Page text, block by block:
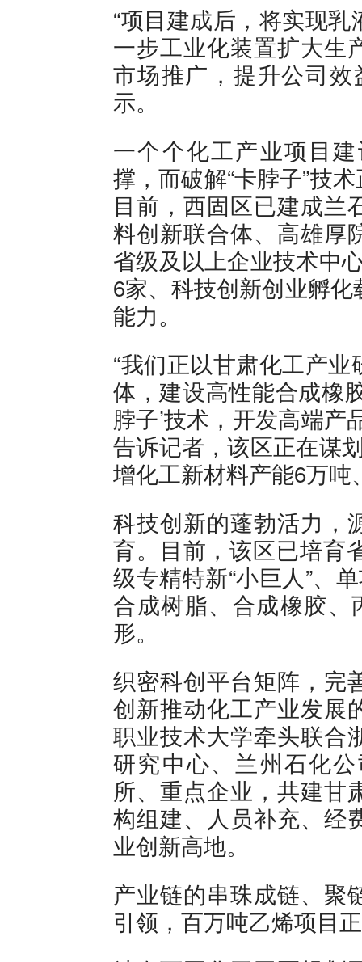
“项目建成后，将实现
一步工业化装置扩大生
市场推广，提升公司
示。
一个个化工产业项目
撑，而破解“卡脖子”技
目前，西固区已建成兰
料创新联合体、高雄厚
省级及以上企业技术中
6家、科技创新创业孵
能力。
“我们正以甘肃化工产
体，建设高性能合成橡
脖子’技术，开发高端产
告诉记者，该区正在谋
增化工新材料产能6万吨
科技创新的蓬勃活力，
育。目前，该区已培育
级专精特新“小巨人”、
合成树脂、合成橡胶
形。
织密科创平台矩阵，完
创新推动化工产业发展
职业技术大学牵头联合
研究中心、兰州石化
所、重点企业，共建甘
构组建、人员补充、经
业创新高地。
产业链的串珠成链、聚
引领，百万吨乙烯项目